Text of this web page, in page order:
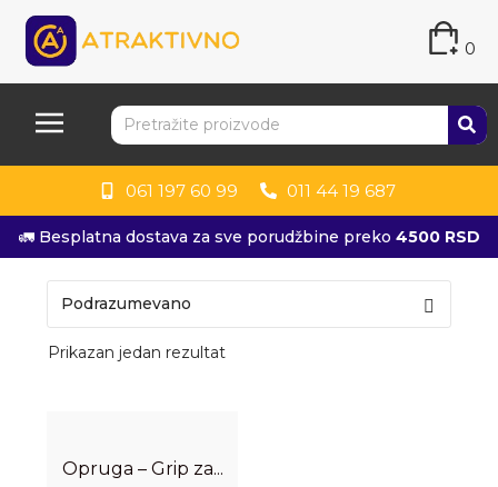
0
061 197 60 99 011 44 19 687
🚛 Besplatna dostava za sve porudžbine preko 4500 RSD
Prikazan jedan rezultat
Opruga – Grip za...